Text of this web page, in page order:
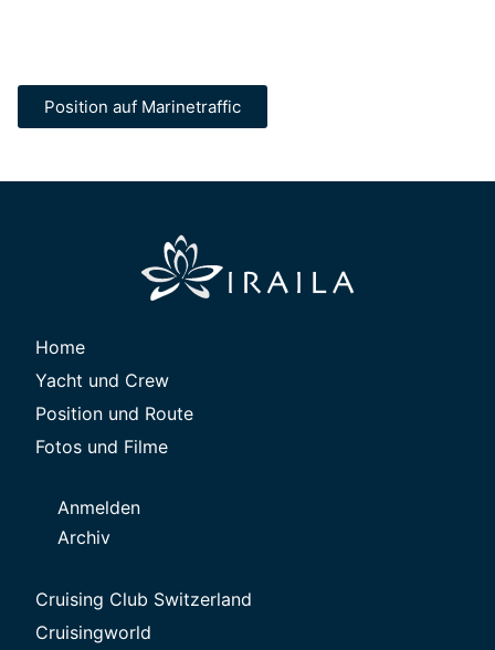
Position auf Marinetraffic
Home
Yacht und Crew
Position und Route
Fotos und Filme
Anmelden
Archiv
Cruising Club Switzerland
Cruisingworld